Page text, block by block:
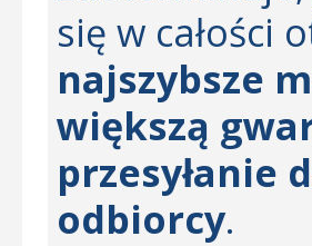
się w całości
najszybsze
większą
przesyłanie
odbiorcy.